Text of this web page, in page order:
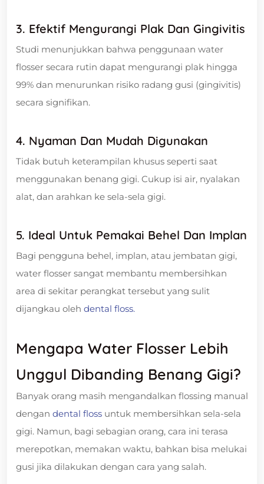
3. Efektif Mengurangi Plak Dan Gingivitis
Studi menunjukkan bahwa penggunaan water
flosser secara rutin dapat mengurangi plak hingga
99% dan menurunkan risiko radang gusi (gingivitis)
secara signifikan.
4. Nyaman Dan Mudah Digunakan
Tidak butuh keterampilan khusus seperti saat
menggunakan benang gigi. Cukup isi air, nyalakan
alat, dan arahkan ke sela-sela gigi.
5. Ideal Untuk Pemakai Behel Dan Implan
Bagi pengguna behel, implan, atau jembatan gigi,
water flosser sangat membantu membersihkan
area di sekitar perangkat tersebut yang sulit
dijangkau oleh dental floss.
Mengapa Water Flosser Lebih
Unggul Dibanding Benang Gigi?
Banyak orang masih mengandalkan flossing manual
dengan dental floss untuk membersihkan sela-sela
gigi. Namun, bagi sebagian orang, cara ini terasa
merepotkan, memakan waktu, bahkan bisa melukai
gusi jika dilakukan dengan cara yang salah.